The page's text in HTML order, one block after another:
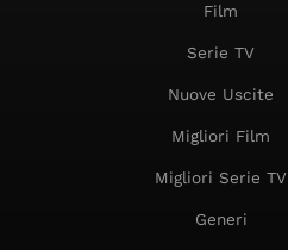
Film
Serie TV
Nuove Uscite
Migliori Film
Migliori Serie TV
Generi